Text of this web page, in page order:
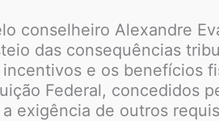
conselheiro Alexandre
das consequências
incentivos e os benefícios
Federal, concedidos
exigência de outros